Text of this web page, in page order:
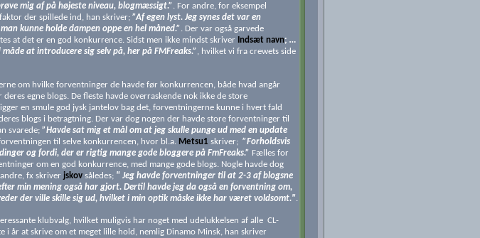
mig af på højeste niveau, blogmæssigt.” . For andre, for eksempel
der spillede ind, han skriver; ”Af egen lyst. Jeg synes det var en
kunne holde dampen oppe en hel måned.” . Der var også garvede
at det er en god konkurrence. Sidst men ikke mindst skriver Indsæt navn; …
at introducere sig selv på, her på FMFreaks.” , hvilket vi fra crewets side
om hvilke forventninger de havde før konkurrencen, både hvad angår
egne blogs. De fleste havde overraskende nok ikke de store
en smule god jysk jantelov bag det, forventningerne kunne i hvert fald
blogs i betragtning. Der var dog nogen der havde store forventninger til
svarede; ”Havde sat mig et mål om at jeg skulle punge ud med en update
til selve konkurrencen, hvor bl.a. Metsu1 skriver; ”Forholdsvis
og fordi, der er rigtig mange gode bloggere på FmFreaks.” Fælles for
om en god konkurrence, med mange gode blogs. Nogle havde dog
fx skriver jskovsåledes; " Jeg havde forventninger til at 2-3 af blogsne
min mening også har gjort. Dertil havde jeg da også en forventning om,
der ville skille sig ud, hvilket i min optik måske ikke har været voldsomt.".
klubvalg, hvilket muligvis har noget med udelukkelsen af alle CL-
i år at skrive om et meget lille hold, nemlig Dinamo Minsk, han skriver